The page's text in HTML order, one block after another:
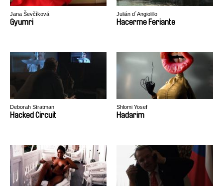
Jana Ševčíková
Gyumri
Julián d´Angiolillo
Hacerme Feriante
Deborah Stratman
Hacked Circuit
Shlomi Yosef
Hadarim